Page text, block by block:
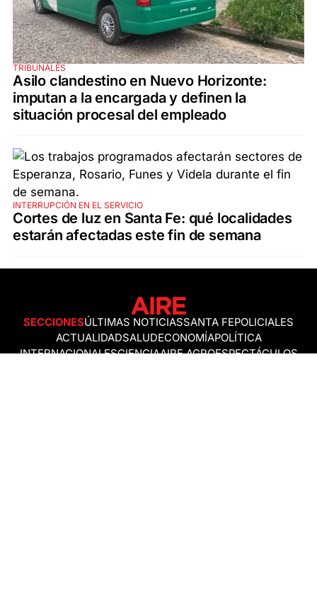
TRIBUNALES
Asilo clandestino en Nuevo Horizonte:
imputan a la encargada y definen la
situación procesal del empleado
INTERRUPCIÓN EN EL SERVICIO
Cortes de luz en Santa Fe: qué localidades
estarán afectadas este fin de semana
SECCIONESÚLTIMAS NOTICIASSANTA FEPOLICIALES
ACTUALIDADSALUDECONOMÍAPOLÍTICA
INTERNACIONALESCIENCIAAIRE AGROESPECTÁCULOS